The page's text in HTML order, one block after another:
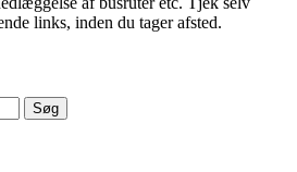
links, inden du tager afsted.